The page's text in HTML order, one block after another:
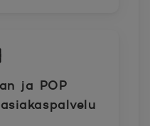
ja POP